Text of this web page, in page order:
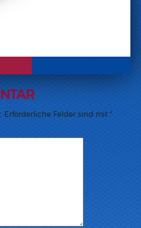
Erforderliche Felder sind mit *